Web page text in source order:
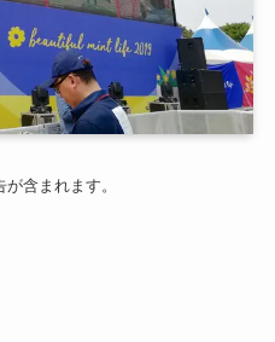
含まれます。